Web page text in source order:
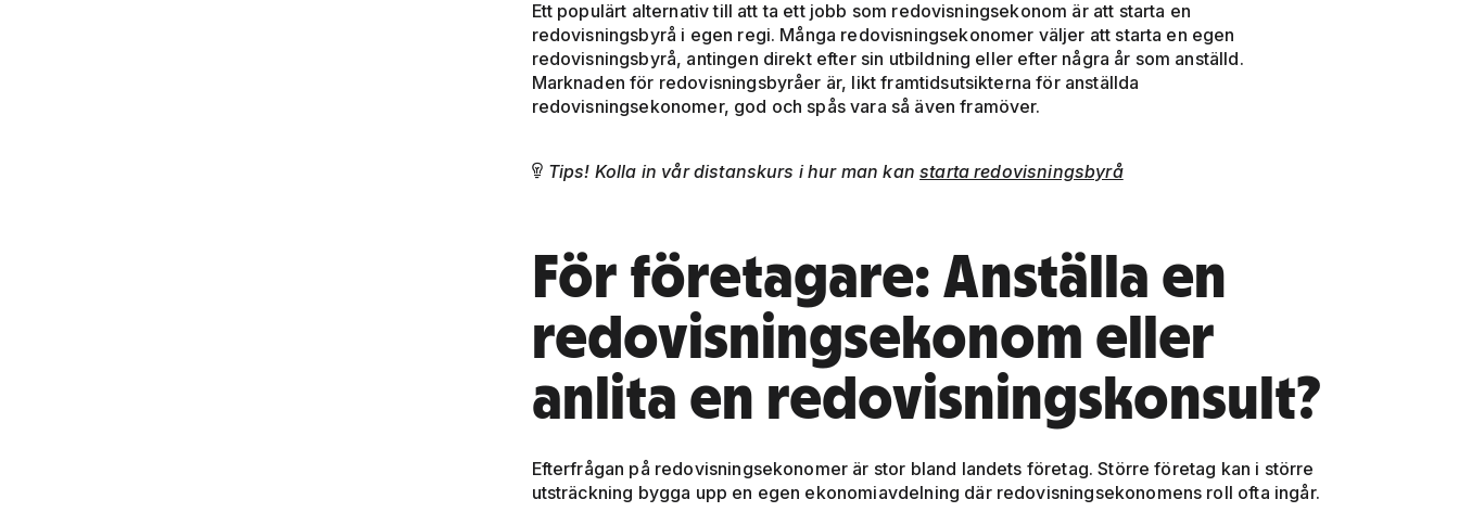
Ett populärt alternativ till att ta ett jobb som redovisningsekonom är att starta en
redovisningsbyrå i egen regi. Många redovisningsekonomer väljer att starta en egen
redovisningsbyrå, antingen direkt efter sin utbildning eller efter några år som anställd.
Marknaden för redovisningsbyråer är, likt framtidsutsikterna för anställda
redovisningsekonomer, god och spås vara så även framöver.
 Tips! Kolla in vår distanskurs i hur man kanstarta redovisningsbyrå
För företagare: Anställa en
redovisningsekonom eller
anlita en redovisningskonsult?
Efterfrågan på redovisningsekonomer är stor bland landets företag. Större företag kan i större
utsträckning bygga upp en egen ekonomiavdelning där redovisningsekonomens roll ofta ingår.